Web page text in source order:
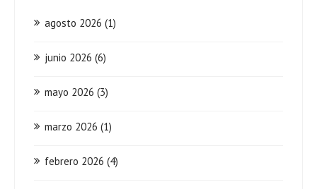
agosto 2026 (1)
junio 2026 (6)
mayo 2026 (3)
marzo 2026 (1)
febrero 2026 (4)